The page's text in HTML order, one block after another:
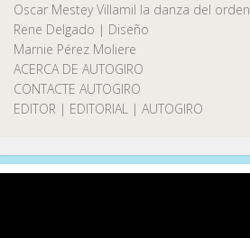
Oscar Mestey Villamil la danza del orden
Rene Delgado | Diseño
Marnie Pérez Moliere
ACERCA DE AUTOGIRO
CONTACTE AUTOGIRO
EDITOR | EDITORIAL | AUTOGIRO